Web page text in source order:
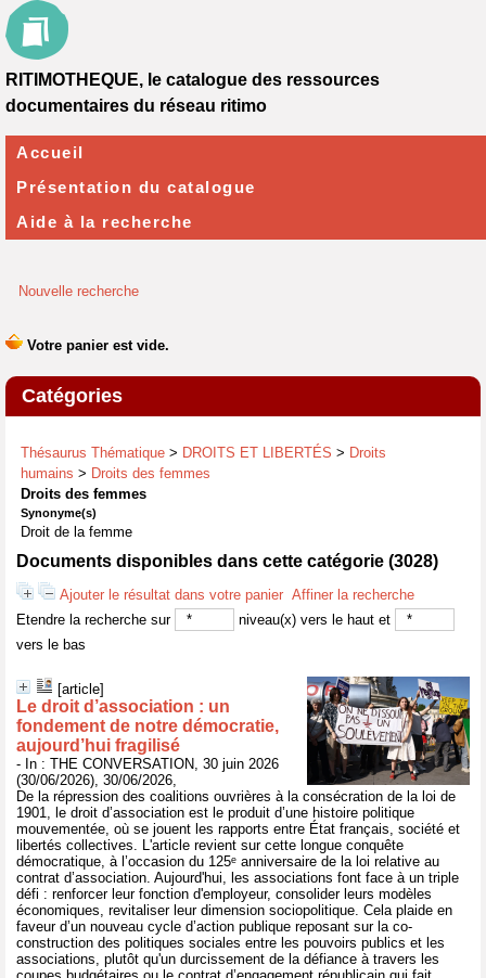
Nouvelle recherche
Catégories
Thésaurus Thématique > DROITS ET LIBERTÉS > Droits
humains > Droits des femmes
Droits des femmes
Synonyme(s)
Droit de la femme
Documents disponibles dans cette catégorie (3028)
Ajouter le résultat dans votre panier Affiner la recherche
Etendre la recherche sur
niveau(x) vers le haut et
vers le bas
[article]
Le droit d’association : un
fondement de notre démocratie,
aujourd’hui fragilisé
- In : THE CONVERSATION, 30 juin 2026
(30/06/2026), 30/06/2026,
De la répression des coalitions ouvrières à la consécration de la loi de
1901, le droit d’association est le produit d’une histoire politique
mouvementée, où se jouent les rapports entre État français, société et
libertés collectives. L'article revient sur cette longue conquête
démocratique, à l’occasion du 125ᵉ anniversaire de la loi relative au
contrat d’association. Aujourd'hui, les associations font face à un triple
défi : renforcer leur fonction d'employeur, consolider leurs modèles
économiques, revitaliser leur dimension sociopolitique. Cela plaide en
faveur d’un nouveau cycle d’action publique reposant sur la co-
construction des politiques sociales entre les pouvoirs publics et les
associations, plutôt qu'un durcissement de la défiance à travers les
RITIMOTHEQUE, le catalogue des ressources
documentaires du réseau ritimo
Accueil
Présentation du catalogue
Aide à la recherche